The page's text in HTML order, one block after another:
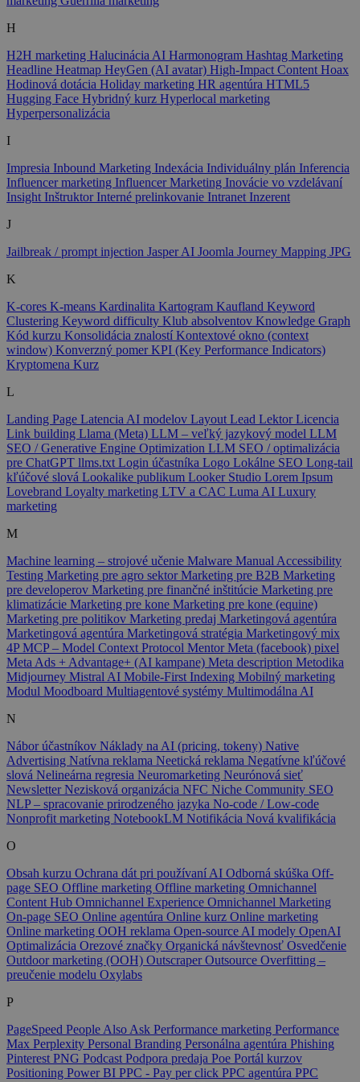
H
H2H marketing Halucinácia AI Harmonogram Hashtag Marketing
Headline Heatmap HeyGen (AI avatar) High-Impact Content Hoax
Hodinová dotácia Holiday marketing HR agentúra HTML5
Hugging Face Hybridný kurz Hyperlocal marketing
Hyperpersonalizácia
I
Impresia Inbound Marketing Indexácia Individuálny plán Inferencia
Influencer marketing Influencer Marketing Inovácie vo vzdelávaní
Insight InštruktorInterné prelinkovanie Intranet Inzerent
J
Jailbreak / prompt injection Jasper AI Joomla Journey Mapping JPG
K
K-cores K-means Kardinalita Kartogram Kaufland Keyword
Clustering Keyword difficulty Klub absolventov Knowledge Graph
Kód kurzu Konsolidácia znalostí Kontextové okno (context
window) Konverzný pomerKPI (Key Performance Indicators)
Kryptomena Kurz
L
Landing Page Latencia AI modelov Layout Lead LektorLicencia
Link building Llama (Meta) LLM – veľký jazykový model LLM
SEO / Generative Engine Optimization LLM SEO / optimalizácia
pre ChatGPT llms.txt Login účastníka Logo Lokálne SEO Long-tail
kľúčové slová Lookalike publikum Looker Studio Lorem Ipsum
Lovebrand Loyalty marketing LTV a CAC Luma AI Luxury
marketing
M
Machine learning – strojové učenie Malware Manual Accessibility
Testing Marketing pre agro sektorMarketing pre B2B Marketing
pre developerov Marketing pre finančné inštitúcie Marketing pre
klimatizácie Marketing pre kone Marketing pre kone (equine)
Marketing pre politikov Marketing predaj Marketingová agentúra
Marketingová agentúra Marketingová stratégia Marketingový mix
4PMCP – Model Context Protocol MentorMeta (facebook) pixel
Meta Ads + Advantage+ (AI kampane) Meta description Metodika
Midjourney Mistral AI Mobile-First Indexing Mobilný marketing
Modul Moodboard Multiagentové systémy Multimodálna AI
N
Nábor účastníkov Náklady na AI (pricing, tokeny) Native
Advertising Natívna reklama Neetická reklama Negatívne kľúčové
slová Nelineárna regresia Neuromarketing Neurónová sieť
NewsletterNezisková organizácia NFC Niche Community SEO
NLP – spracovanie prirodzeného jazyka No-code / Low-code
Nonprofit marketing NotebookLM Notifikácia Nová kvalifikácia
O
Obsah kurzu Ochrana dát pri používaní AI Odborná skúška Off-
page SEO Offline marketing Offline marketing Omnichannel
Content Hub Omnichannel Experience Omnichannel Marketing
On-page SEO Online agentúra Online kurz Online marketing
Online marketing OOH reklama Open-source AI modely OpenAI
Optimalizácia Orezové značky Organická návštevnosť Osvedčenie
Outdoor marketing (OOH) OutscraperOutsource Overfitting –
preučenie modelu Oxylabs
P
PageSpeed People Also Ask Performance marketing Performance
Max Perplexity Personal Branding Personálna agentúra Phishing
Pinterest PNG Podcast Podpora predaja Poe Portál kurzov
Positioning Power BI PPC - Pay per click PPC agentúra PPC